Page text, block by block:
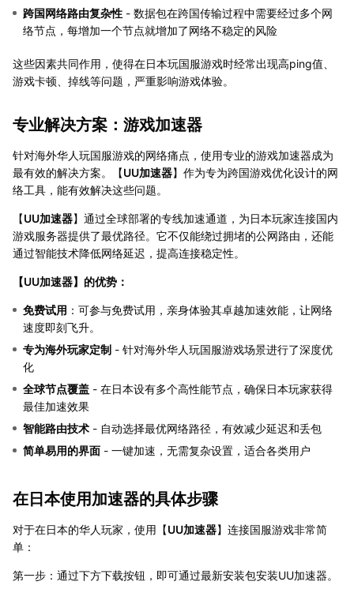
跨国网络路由复杂性 - 数据包在跨国传输过程中需要经过多个网
络节点，每增加一个节点就增加了网络不稳定的风险
这些因素共同作用，使得在日本玩国服游戏时经常出现高ping值、
游戏卡顿、掉线等问题，严重影响游戏体验。
专业解决方案：游戏加速器
针对海外华人玩国服游戏的网络痛点，使用专业的游戏加速器成为
最有效的解决方案。【UU加速器】作为专为跨国游戏优化设计的网
络工具，能有效解决这些问题。
【UU加速器】通过全球部署的专线加速通道，为日本玩家连接国内
游戏服务器提供了最优路径。它不仅能绕过拥堵的公网路由，还能
通过智能技术降低网络延迟，提高连接稳定性。
【UU加速器】的优势：
免费试用 ：可参与免费试用，亲身体验其卓越加速效能，让网络
速度即刻飞升。
专为海外玩家定制 - 针对海外华人玩国服游戏场景进行了深度优
化
全球节点覆盖 - 在日本设有多个高性能节点，确保日本玩家获得
最佳加速效果
智能路由技术 - 自动选择最优网络路径，有效减少延迟和丢包
简单易用的界面 - 一键加速，无需复杂设置，适合各类用户
在日本使用加速器的具体步骤
对于在日本的华人玩家，使用【UU加速器】连接国服游戏非常简
单：
第一步：通过下方下载按钮，即可通过最新安装包安装UU加速器。